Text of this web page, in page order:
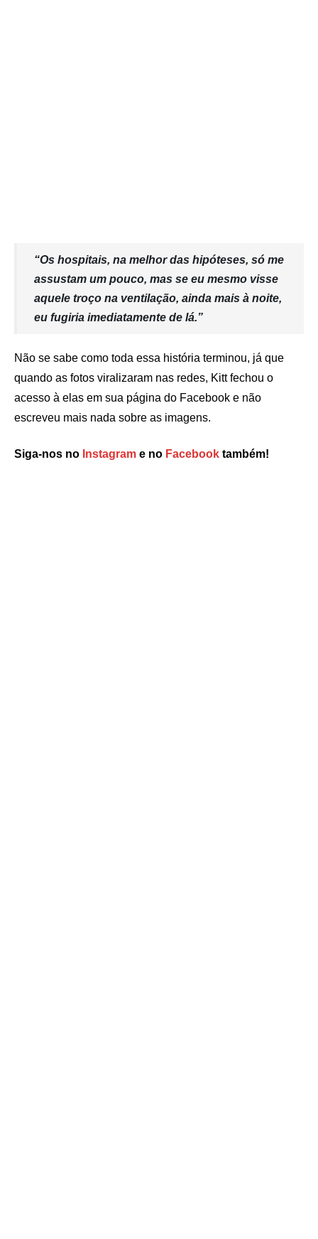
“Os hospitais, na melhor das hipóteses, só me
assustam um pouco, mas se eu mesmo visse
aquele troço na ventilação, ainda mais à noite,
eu fugiria imediatamente de lá.”
Não se sabe como toda essa história terminou, já que
quando as fotos viralizaram nas redes, Kitt fechou o
acesso à elas em sua página do Facebook e não
escreveu mais nada sobre as imagens.
Siga-nos no Instagram e no Facebook também!